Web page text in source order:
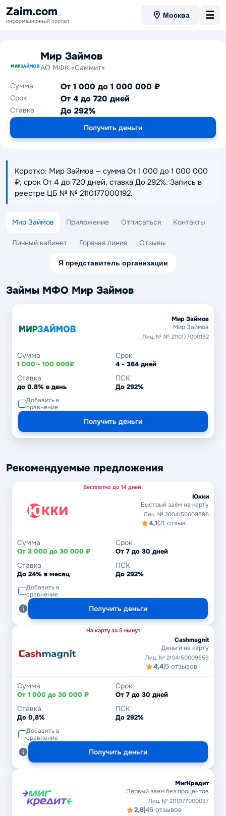
Zaim.com
информационный портал
Москва ☰
Мир Займов
АО МФК «Саммит»
Сумма
От 1 000 до 1 000 000 ₽
Срок От 4 до 720 дней
Ставка До 292%
Получить деньги
Коротко: Мир Займов — сумма От 1 000 до 1 000 000
₽, срок От 4 до 720 дней, ставка До 292%. Запись в
реестре ЦБ № № 2110177000192.
Мир Займов Приложение Отписаться Контакты
Личный кабинет Горячая линия Отзывы
Я представитель организации
Займы МФО Мир Займов
Мир Займов
Мир Займов
Лиц. № № 2110177000192
Сумма
1 000 - 100 000₽
Срок
4 - 364 дней
Ставка
до 0.8% в день
ПСК
До 292%
Добавить в
сравнение
Получить деньги
Рекомендуемые предложения
Бесплатно до 14 дней!
Юкки
Быстрый заём на карту
Лиц. № 2004150009596
4,1|21 отзыв
Сумма
От 3 000 до 30 000 ₽
Срок
От 7 до 30 дней
Ставка
До 24% в месяц
ПСК
До 292%
Добавить в
сравнение
Получить деньги
На карту за 5 минут
Cashmagnit
Деньги на карту
Лиц. № 2104150009659
4,4|5 отзывов
Сумма
От 1 000 до 30 000 ₽
Срок
От 7 до 30 дней
Ставка
До 0,8%
ПСК
До 292%
Добавить в
сравнение
Получить деньги
МигКредит
Первый заем без процентов
Лиц. № 2110177000037
2,8|46 отзывов